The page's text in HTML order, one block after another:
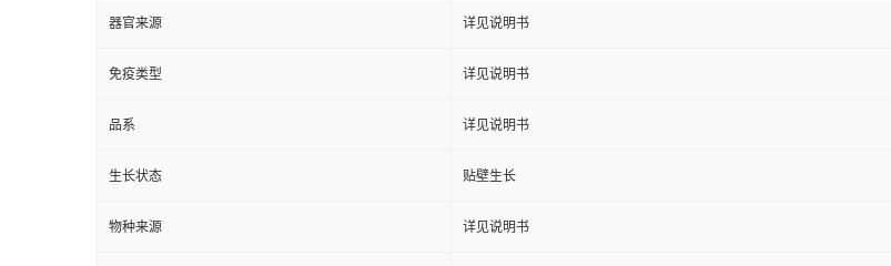
器官来源 详见说明书
免疫类型 详见说明书
品系 详见说明书
生长状态 贴壁生长
物种来源 详见说明书